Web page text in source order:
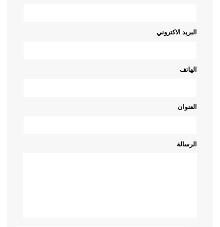
البريد الاكتروني
الهاتف
العنوان
الرسالة